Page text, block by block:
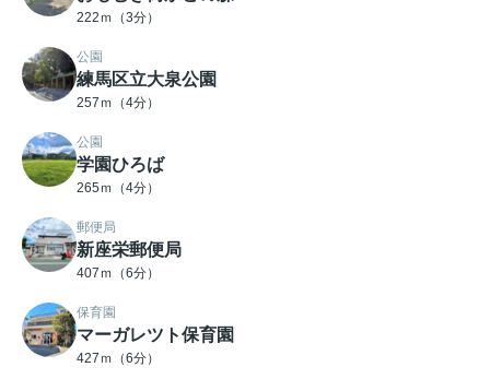
222ｍ（3分）
公園
練馬区立大泉公園
257ｍ（4分）
公園
学園ひろば
265ｍ（4分）
郵便局
新座栄郵便局
407ｍ（6分）
保育園
マーガレツト保育園
427ｍ（6分）